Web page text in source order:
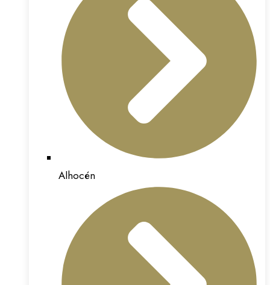
Alhocén